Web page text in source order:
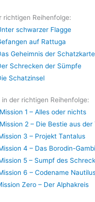
richtigen Reihenfolge:
schwarzer Flagge
auf Rattuga
Geheimnis der Schatzkarte
Schrecken der Sümpfe
Schatzinsel
der richtigen Reihenfolge:
Mission 1 – Alles oder nichts
Mission 2 – Die Bestie aus der
3 – Projekt Tantalus
4 – Das Borodin-
5 – Sumpf des
6 – Codename
Zero – Der Alphakreis